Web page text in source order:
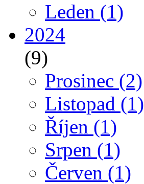
Leden (1)
2024
(9)
Prosinec (2)
Listopad (1)
Říjen (1)
Srpen (1)
Červen (1)